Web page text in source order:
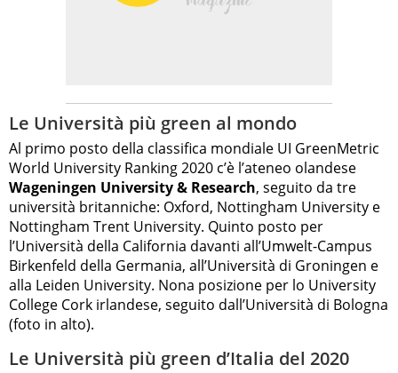
Le Università più green al mondo
Al primo posto della classifica mondiale UI GreenMetric
World University Ranking 2020 c’è l’ateneo olandese
Wageningen University & Research, seguito da tre
università britanniche: Oxford, Nottingham University e
Nottingham Trent University. Quinto posto per
l’Università della California davanti all’Umwelt-Campus
Birkenfeld della Germania, all’Università di Groningen e
alla Leiden University. Nona posizione per lo University
College Cork irlandese, seguito dall’Università di Bologna
(foto in alto).
Le Università più green d’Italia del 2020